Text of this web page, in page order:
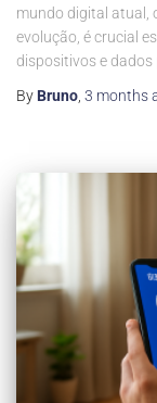
mundo digital atual,
evolução, é crucial
dispositivos e dados
By Bruno, 3 months